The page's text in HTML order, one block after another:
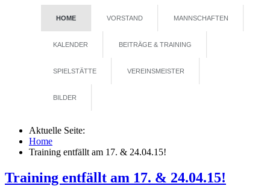
HOME VORSTAND MANNSCHAFTEN
KALENDER BEITRÄGE & TRAINING
SPIELSTÄTTE VEREINSMEISTER
BILDER
Aktuelle Seite:
Home
Training entfällt am 17. & 24.04.15!
Training entfällt am 17. & 24.04.15!